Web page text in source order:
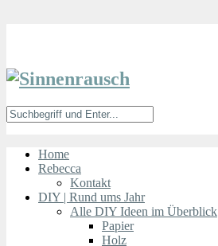
Home
Rebecca
Kontakt
DIY | Rund ums Jahr
Alle DIY Ideen im Überblick
Papier
Holz